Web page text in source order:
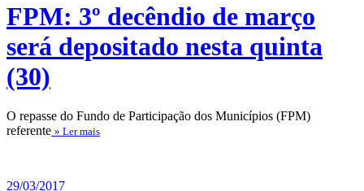
FPM: 3º decêndio de março
será depositado nesta quinta
(30)
O repasse do Fundo de Participação dos Municípios (FPM)
referente » Ler mais
29/03/2017